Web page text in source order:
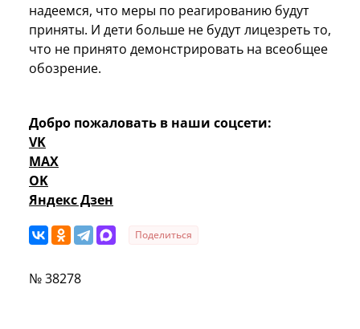
надеемся, что меры по реагированию будут
приняты. И дети больше не будут лицезреть то,
что не принято демонстрировать на всеобщее
обозрение.
Добро пожаловать в наши соцсети:
VK
MAX
OK
Яндекс Дзен
Поделиться
№ 38278